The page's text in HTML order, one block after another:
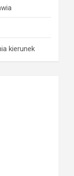
kierunek